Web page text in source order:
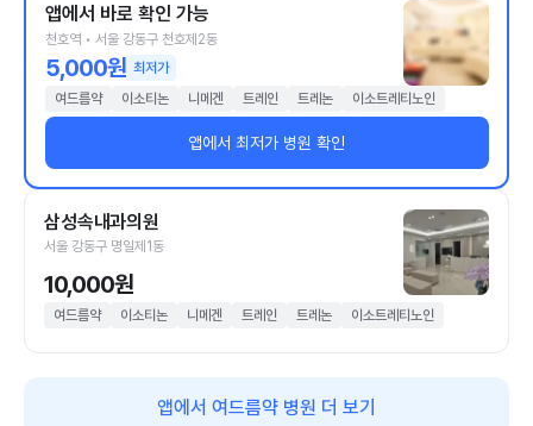
앱에서 바로 확인 가능
천호역 • 서울 강동구 천호제2동
5,000원 최저가
여드름약
이소티논 니메겐 트레인 트레논 이소트레티노인
앱에서 최저가 병원 확인
삼성속내과의원
서울 강동구 명일제1동
10,000원
여드름약 이소티논 니메겐 트레인 트레논 이소트레티노인
앱에서 여드름약 병원 더 보기